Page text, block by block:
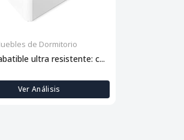
de Dormitorio
ultra resistente: c...
Ver Análisis